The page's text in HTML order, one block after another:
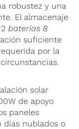
robustez y una
El almacenaje
baterías 8
suficiente
por la
solar
de apoyo
paneles
días nublados o